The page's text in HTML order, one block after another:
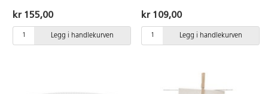
kr 155,00
Legg i handlekurven
kr 109,00
Legg i handlekurven